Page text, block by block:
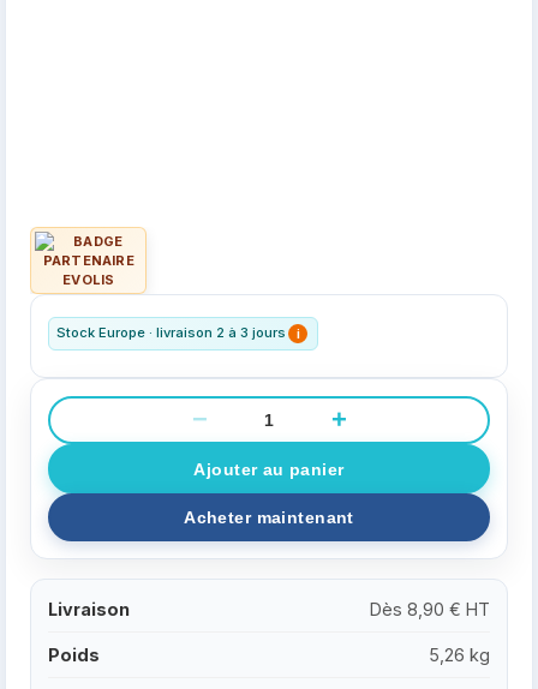
Stock Europe · livraison 2 à 3 jours i
− +
Livraison Dès 8,90 € HT
Poids 5,26 kg